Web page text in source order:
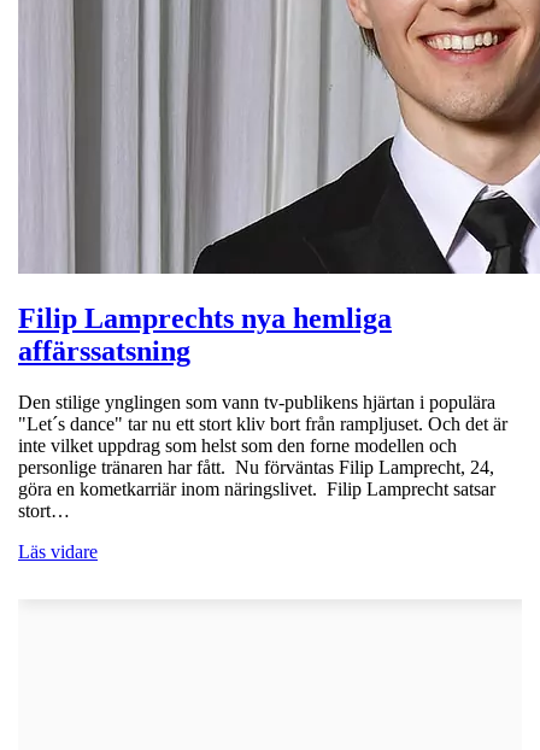
Filip Lamprechts nya hemliga
affärssatsning
Den stilige ynglingen som vann tv-publikens hjärtan i populära
"Let´s dance" tar nu ett stort kliv bort från rampljuset. Och det är
inte vilket uppdrag som helst som den forne modellen och
personlige tränaren har fått. Nu förväntas Filip Lamprecht, 24,
göra en kometkarriär inom näringslivet. Filip Lamprecht satsar
stort…
Läs vidare